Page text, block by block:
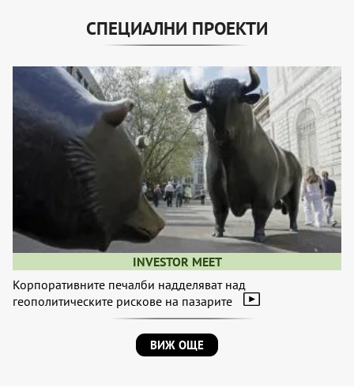
СПЕЦИАЛНИ ПРОЕКТИ
INVESTOR MEET
Корпоративните печалби надделяват над
геополитическите рискове на пазарите
ВИЖ ОЩЕ